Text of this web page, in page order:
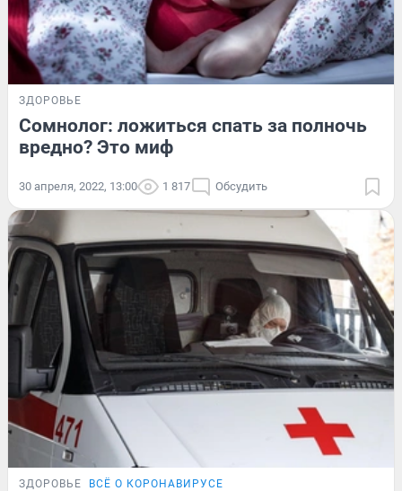
ЗДОРОВЬЕ
Сомнолог: ложиться спать за полночь
вредно? Это миф
30 апреля, 2022, 13:00 1 817 Обсудить
ЗДОРОВЬЕ ВСЁ О КОРОНАВИРУСЕ